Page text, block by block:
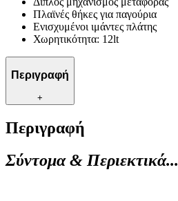
Πλαϊνές θήκες για παγούρια
Ενισχυμένοι ιμάντες πλάτης
Χωρητικότητα: 12lt
Περιγραφή
+
Περιγραφή
Σύντομα & Περιεκτικά...